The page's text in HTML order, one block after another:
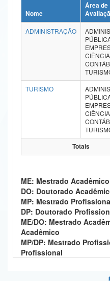
Ministério da Ciência, Tecnologia,
Ministério do Meio Ambiente
Ministério do Desenvolvimento Regional
Ministério da Mulher, da Família e dos
Secretaria de Governo
Advocacia-Geral da União
Banco Central do Brasil
Planalto
Nome
Área de
ADMINISTRAÇÃO
TURISMO
Totais
ME: Mestrado Acadêmico
DO: Doutorado
MP: Mestrado
DP: Doutorado
ME/DO: Mestrado
Acadêmico
MP/DP: Mestrado
Profissional